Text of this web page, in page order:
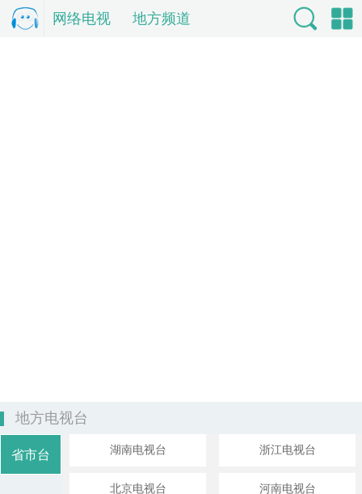
电
网络电视 地方频道
地方电视台
省市台 湖南电视台 浙江电视台
北京电视台 河南电视台